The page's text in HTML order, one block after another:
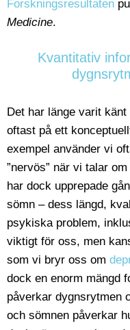
Forskningsresultaten
Medicine.
Kvantitativ
Det har länge varit känt
oftast på ett
exempel använder vi
”nervös” när vi talar
har dock upprepade
sömn – dess längd,
psykiska problem,
viktigt för oss, men
som vi bryr oss om
dock en enorm mängd
påverkar dygnsrytmen
och sömnen påverkar